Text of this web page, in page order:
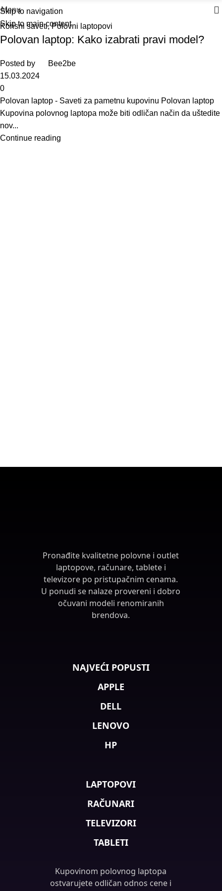
Skip to navigation
Skip to main content
Menu
Korisni saveti,Polovni laptopovi
Polovan laptop: Kako izabrati pravi model?
Posted by
Bee2be
15.03.2024
0
Polovan laptop - Saveti za pametnu kupovinu Polovan laptop
Kupovina polovnog laptopa može biti odličan način da uštedite
nov...
Continue reading
Pronađite kvalitetne polovne i outlet
laptopove, računare, tablete i
televizore po pristupačnim cenama.
U ponudi se nalaze provereni i dobro
očuvani modeli renomiranih
brendova.
NAJVEĆI POPUSTI
APPLE
DELL
LENOVO
HP
LAPTOPOVI
RAČUNARI
TELEVIZORI
TABLETI
Kupovinom polovnog laptopa
ostvarujete odličan odnos cene i